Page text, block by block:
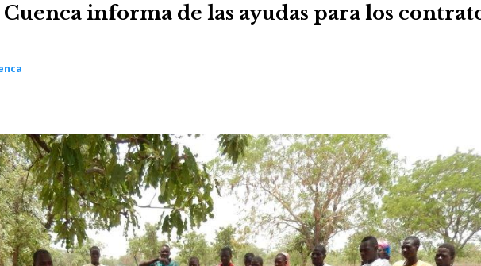
Cuenca informa de las ayudas para los